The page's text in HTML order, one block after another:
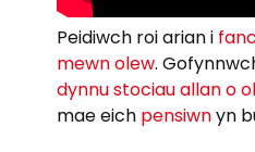
Peidiwch roi arian i
mewn olew.
dynnu stociau allan o
mae eich pensiwnyn